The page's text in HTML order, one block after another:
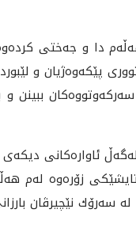
دا و جه‌ختى
پێكه‌وه‌ژ‌يان و
ببينن و
ئاواره‌كانى
زۆره‌وه‌ له‌م
سه‌رۆك نێچيرڤان